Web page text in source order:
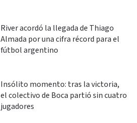
River acordó la llegada de Thiago
Almada por una cifra récord para el
fútbol argentino
Insólito momento: tras la victoria,
el colectivo de Boca partió sin cuatro
jugadores